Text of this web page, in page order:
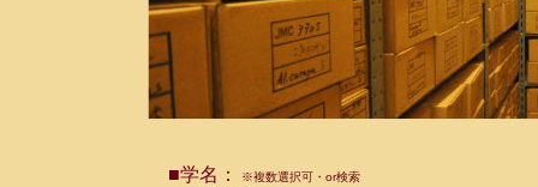
■学名： ※複数選択可・or検索